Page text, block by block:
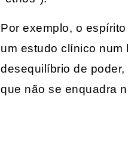
Por exemplo, o
um estudo clínico num
desequilíbrio de
que não se enquadra